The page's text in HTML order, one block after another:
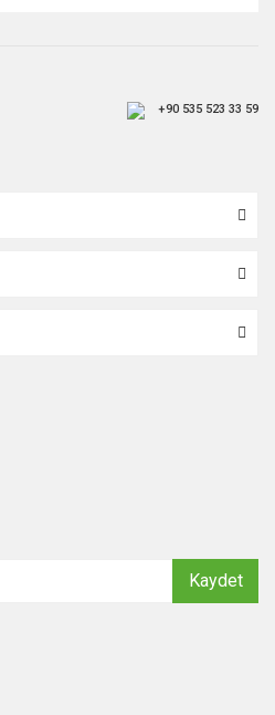
+90 535 523 33 59
Kaydet